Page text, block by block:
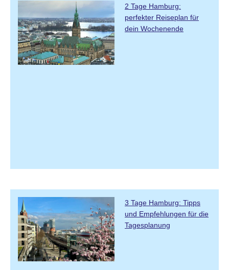
2 Tage Hamburg:
perfekter Reiseplan für
dein Wochenende
3 Tage Hamburg: Tipps
und Empfehlungen für die
Tagesplanung